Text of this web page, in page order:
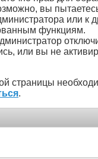
вы
или к
функциям.
или вы не
страницы
.